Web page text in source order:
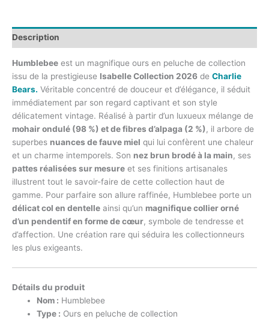
Description
Humblebee est un magnifique ours en peluche de collection
issu de la prestigieuse Isabelle Collection 2026 de Charlie
Bears. Véritable concentré de douceur et d’élégance, il séduit
immédiatement par son regard captivant et son style
délicatement vintage. Réalisé à partir d’un luxueux mélange de
mohair ondulé (98 %) et de fibres d’alpaga (2 %), il arbore de
superbes nuances de fauve miel qui lui confèrent une chaleur
et un charme intemporels. Son nez brun brodé à la main, ses
pattes réalisées sur mesure et ses finitions artisanales
illustrent tout le savoir-faire de cette collection haut de
gamme. Pour parfaire son allure raffinée, Humblebee porte un
délicat col en dentelle ainsi qu’un magnifique collier orné
d’un pendentif en forme de cœur, symbole de tendresse et
d’affection. Une création rare qui séduira les collectionneurs
les plus exigeants.
Détails du produit
Nom : Humblebee
Type : Ours en peluche de collection